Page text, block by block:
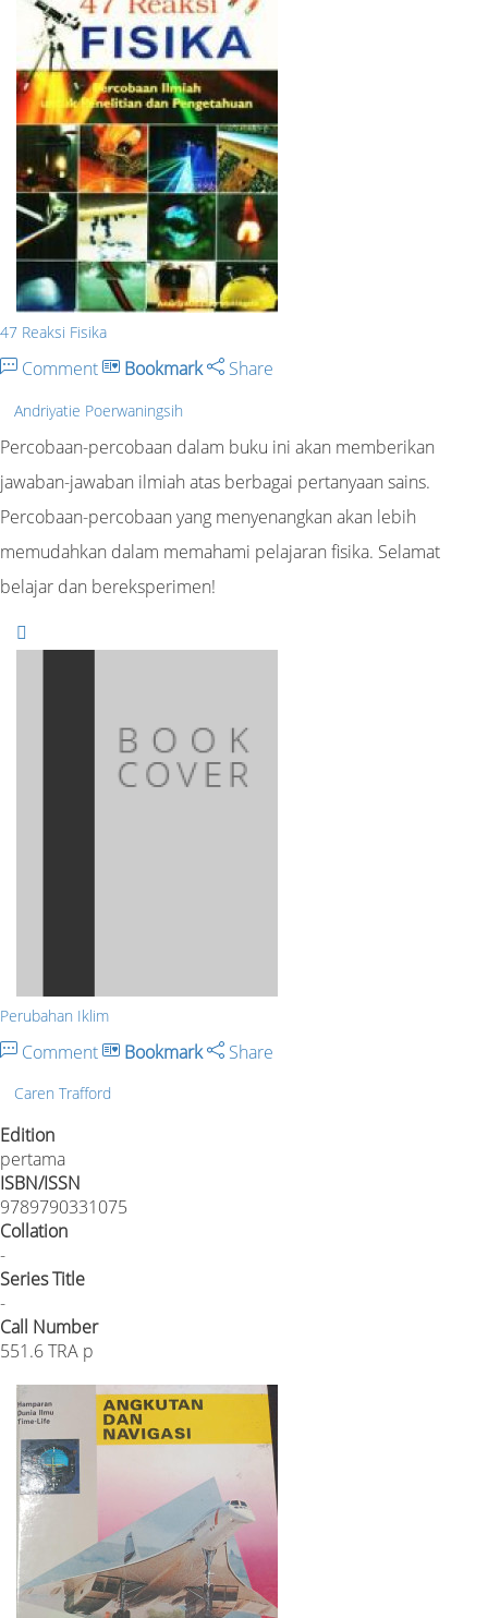
47 Reaksi Fisika
Comment Bookmark Share
Andriyatie Poerwaningsih
Percobaan-percobaan dalam buku ini akan memberikan
jawaban-jawaban ilmiah atas berbagai pertanyaan sains.
Percobaan-percobaan yang menyenangkan akan lebih
memudahkan dalam memahami pelajaran fisika. Selamat
belajar dan bereksperimen!
Perubahan Iklim
Comment Bookmark Share
Caren Trafford
Edition
pertama
ISBN/ISSN
9789790331075
Collation
-
Series Title
-
Call Number
551.6 TRA p